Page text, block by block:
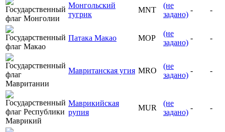
Монгольский
тугрик
MNT
(не
задано)
- -
Патака Макао MOP
(не
задано)
- -
Мавританская угия MRO
(не
задано)
- -
Маврикийская
рупия
MUR
(не
задано)
- -